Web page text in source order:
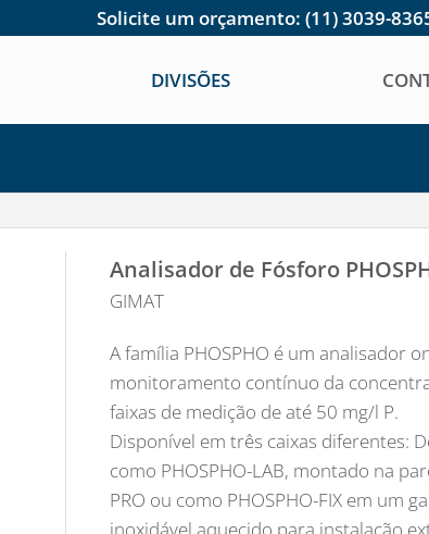
Solicite um orçamento: (11) 3039-
DIVISÕES
Analisador de Fósforo
GIMAT
A família PHOSPHO é um analisador
monitoramento contínuo da
faixas de medição de até 50 mg/l P.
Disponível em três caixas diferentes:
como PHOSPHO-LAB, montado na
PRO ou como PHOSPHO-FIX em um